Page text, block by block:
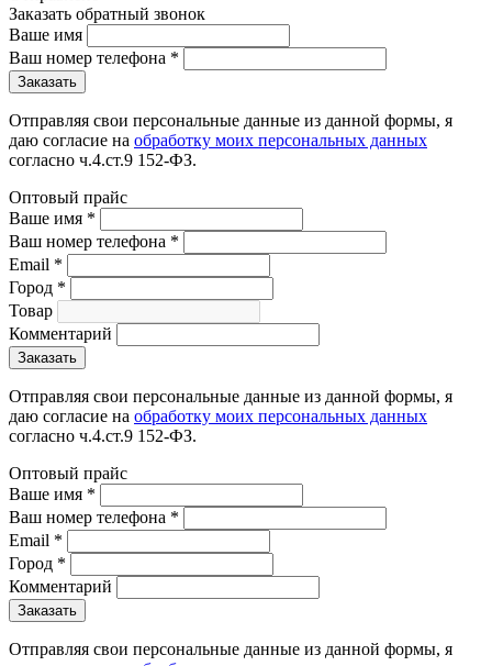
Заказать обратный звонок
Ваше имя
Ваш номер телефона *
Отправляя свои персональные данные из данной формы, я
даю согласие на обработку моих персональных данных
согласно ч.4.ст.9 152-ФЗ.
Оптовый прайс
Ваше имя *
Ваш номер телефона *
Email *
Город *
Товар
Комментарий
Отправляя свои персональные данные из данной формы, я
даю согласие на обработку моих персональных данных
согласно ч.4.ст.9 152-ФЗ.
Оптовый прайс
Ваше имя *
Ваш номер телефона *
Email *
Город *
Комментарий
Отправляя свои персональные данные из данной формы, я